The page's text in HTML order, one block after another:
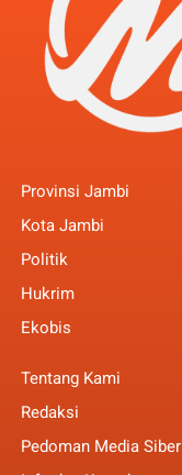
Provinsi Jambi
Kota Jambi
Politik
Hukrim
Ekobis
Tentang Kami
Redaksi
Pedoman Media Siber